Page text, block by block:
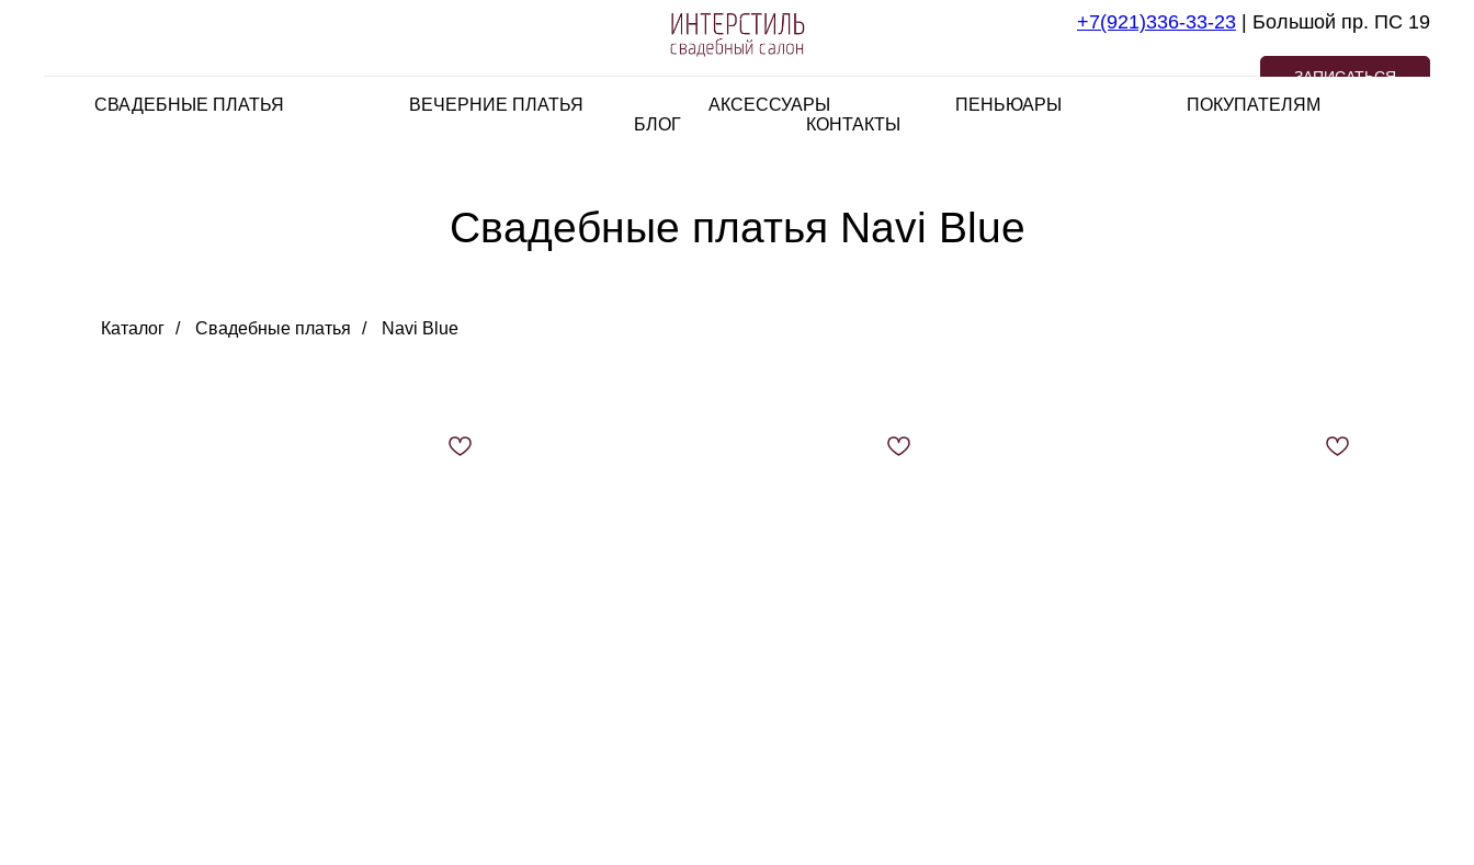
+7(921)336-33-23 | Большой пр. ПС 19
ЗАПИСАТЬСЯ
СВАДЕБНЫЕ ПЛАТЬЯ ВЕЧЕРНИЕ ПЛАТЬЯ АКСЕССУАРЫ ПЕНЬЮАРЫ
ПОКУПАТЕЛЯМ
БЛОГ
КОНТАКТЫ
Свадебные платья Navi Blue
Каталог / Свадебные платья / Navi Blue